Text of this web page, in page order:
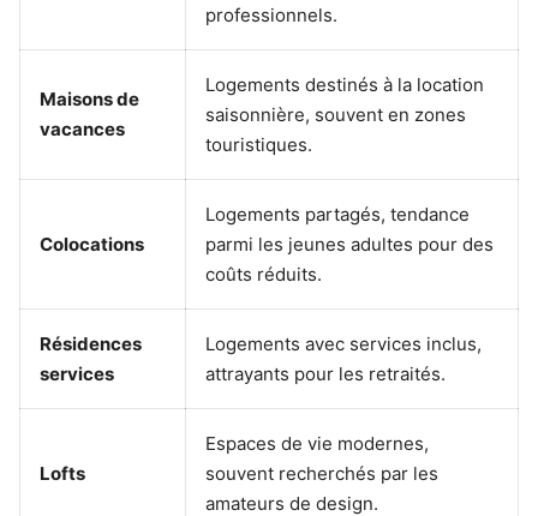
professionnels.
Maisons de
vacances
Logements destinés à la location
saisonnière, souvent en zones
touristiques.
Colocations
Logements partagés, tendance
parmi les jeunes adultes pour des
coûts réduits.
Résidences
services
Logements avec services inclus,
attrayants pour les retraités.
Lofts
Espaces de vie modernes,
souvent recherchés par les
amateurs de design.